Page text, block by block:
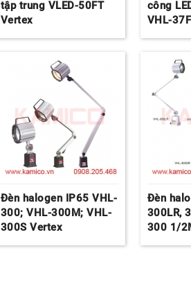
tập trung VLED-50FT
Vertex
công
VHL-
Đèn halogen IP65 VHL-
300; VHL-300M; VHL-
300S Vertex
Đèn
300LR,
300 1/